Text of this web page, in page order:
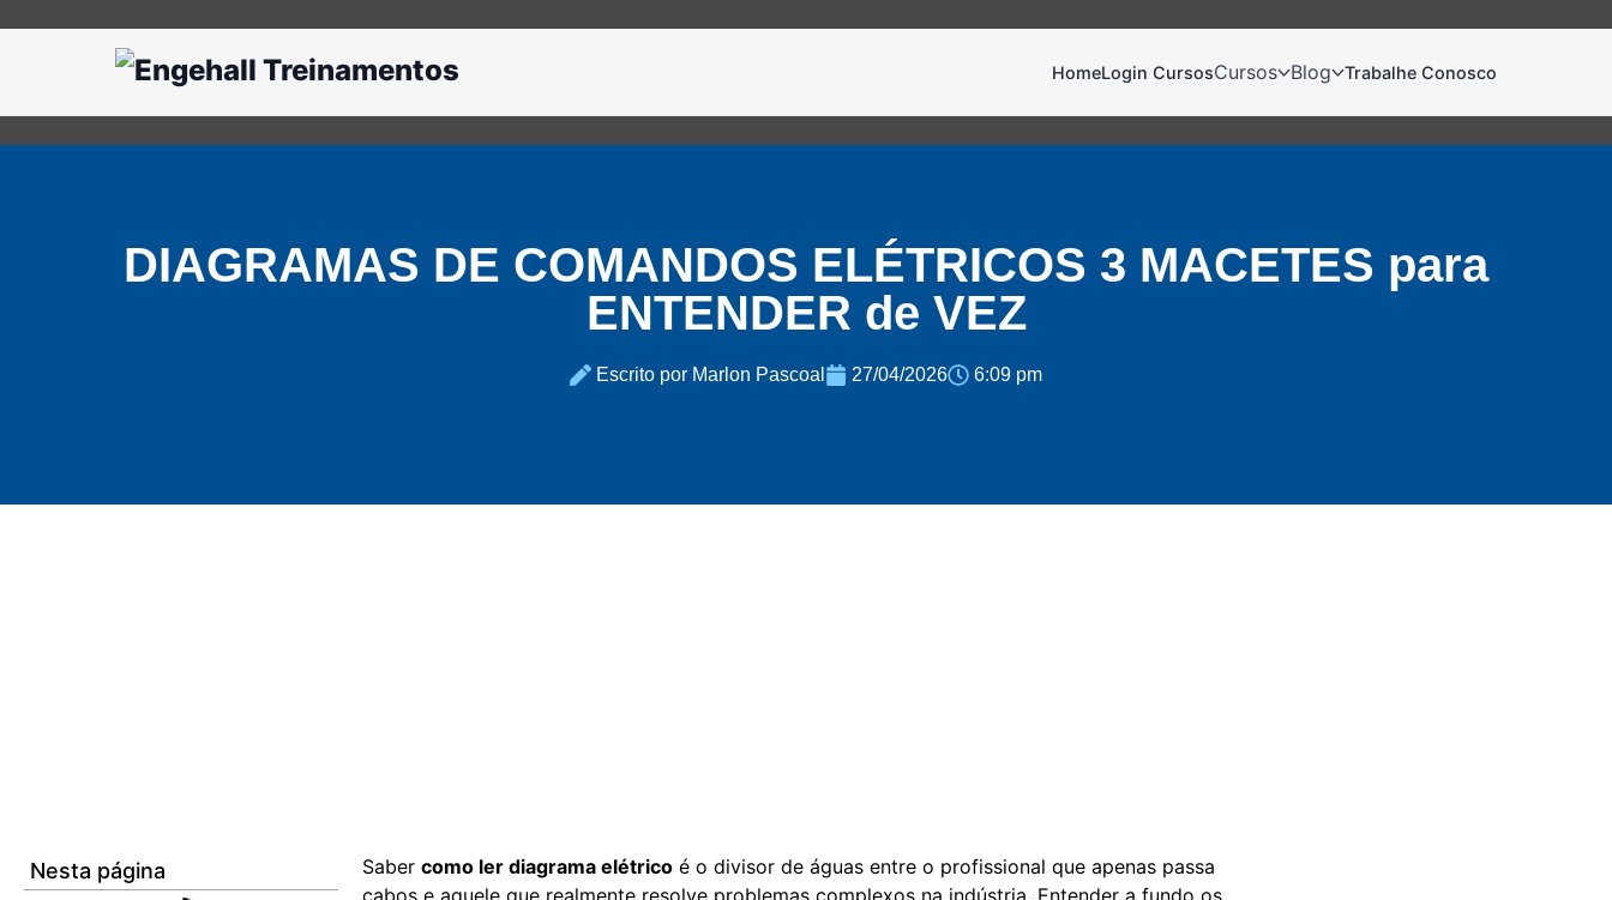
HomeLogin CursosCursos Blog Trabalhe Conosco
DIAGRAMAS DE COMANDOS ELÉTRICOS 3 MACETES para
ENTENDER de VEZ
Escrito por Marlon Pascoal 27/04/2026 6:09 pm
Nesta página Sabercomo ler diagrama elétrico é o divisor de águas entre o profissional que apenas passa
cabos e aquele que realmente resolve problemas complexos na indústria. Entender a fundo os